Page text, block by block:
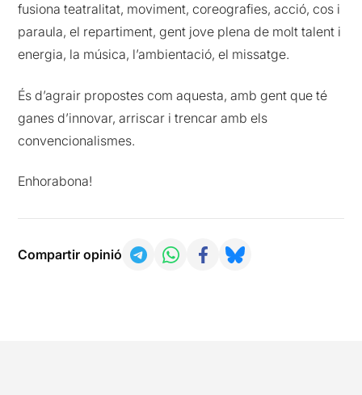
fusiona teatralitat, moviment, coreografies, acció, cos i
paraula, el repartiment, gent jove plena de molt talent i
energia, la música, l’ambientació, el missatge.
És d’agrair propostes com aquesta, amb gent que té
ganes d’innovar, arriscar i trencar amb els
convencionalismes.
Enhorabona!
Compartir opinió